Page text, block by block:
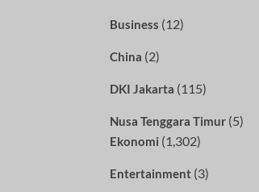
Business (12)
China (2)
DKI Jakarta (115)
Nusa Tenggara Timur(5)
Ekonomi (1,302)
Entertainment(3)